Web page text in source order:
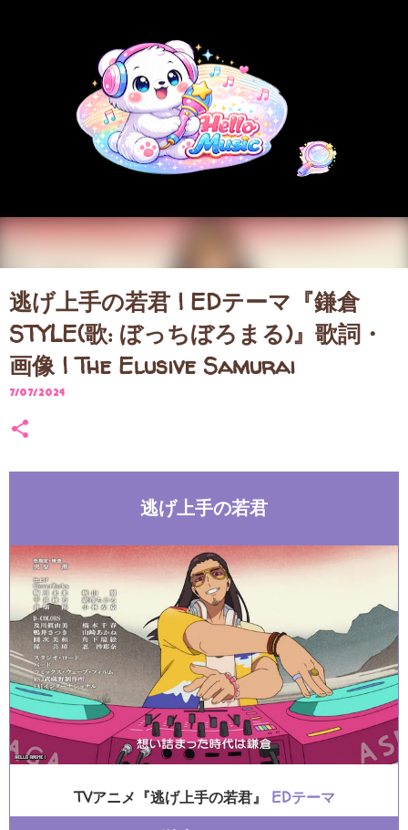
逃げ上手の若君 | EDテーマ『鎌倉
STYLE(歌: ぼっちぼろまる)』歌詞・
画像 | The Elusive Samurai
7/07/2024
逃げ上手の若君
TVアニメ『逃げ上手の若君』 EDテーマ